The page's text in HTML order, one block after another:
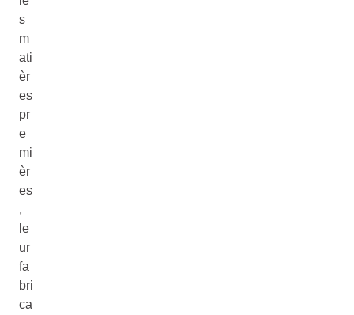
s
m
ati
èr
es
pr
e
mi
èr
es
,
le
ur
fa
bri
ca